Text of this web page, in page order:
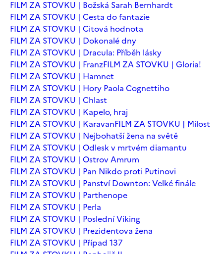
FILM ZA STOVKU | Božská Sarah Bernhardt
FILM ZA STOVKU | Cesta do fantazie
FILM ZA STOVKU | Citová hodnota
FILM ZA STOVKU | Dokonalé dny
FILM ZA STOVKU | Dracula: Příběh lásky
FILM ZA STOVKU | FranzFILM ZA STOVKU | Gloria!
FILM ZA STOVKU | Hamnet
FILM ZA STOVKU | Hory Paola Cognettiho
FILM ZA STOVKU | Chlast
FILM ZA STOVKU | Kapelo, hraj
FILM ZA STOVKU | KaravanFILM ZA STOVKU | Milost
FILM ZA STOVKU | Nejbohatší žena na světě
FILM ZA STOVKU | Odlesk v mrtvém diamantu
FILM ZA STOVKU | Ostrov Amrum
FILM ZA STOVKU | Pan Nikdo proti Putinovi
FILM ZA STOVKU | Panství Downton: Velké finále
FILM ZA STOVKU | Parthenope
FILM ZA STOVKU | Perla
FILM ZA STOVKU | Poslední Viking
FILM ZA STOVKU | Prezidentova žena
FILM ZA STOVKU | Případ 137